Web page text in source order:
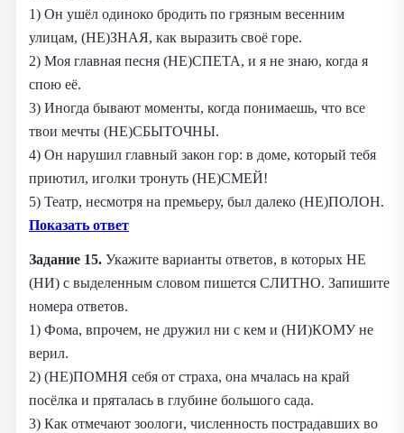
1) Он ушёл одиноко бродить по грязным весенним
улицам, (НЕ)ЗНАЯ, как выразить своё горе.
2) Моя главная песня (НЕ)СПЕТА, и я не знаю, когда я
спою её.
3) Иногда бывают моменты, когда понимаешь, что все
твои мечты (НЕ)СБЫТОЧНЫ.
4) Он нарушил главный закон гор: в доме, который тебя
приютил, иголки тронуть (НЕ)СМЕЙ!
5) Театр, несмотря на премьеру, был далеко (НЕ)ПОЛОН.
Показать ответ
Задание 15. Укажите варианты ответов, в которых НЕ
(НИ) с выделенным словом пишется СЛИТНО. Запишите
номера ответов.
1) Фома, впрочем, не дружил ни с кем и (НИ)КОМУ не
верил.
2) (НЕ)ПОМНЯ себя от страха, она мчалась на край
посёлка и пряталась в глубине большого сада.
3) Как отмечают зоологи, численность пострадавших во